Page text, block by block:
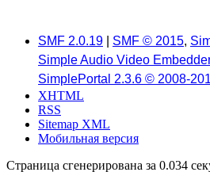
SMF 2.0.19 SMF © 2015,
Simple Audio Video
SimplePortal 2.3.6 © 2008-
XHTML
RSS
Sitemap XML
Мобильная версия
Страница сгенерирована за 0.034